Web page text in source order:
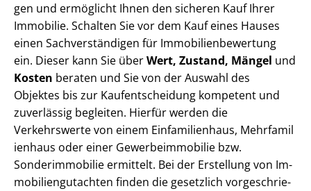
gen und ermöglicht Ihnen den sicheren Kauf Ihrer
Immobilie. Schalten Sie vor dem Kauf eines Hauses
einen Sach­ver­stän­di­gen für Im­mo­bi­li­en­be­wer­tung
ein. Dieser kann Sie überWert, Zustand, Mängel und
Kosten beraten und Sie von der Auswahl des
Objektes bis zur Kauf­ent­schei­dung kompetent und
zuverlässig begleiten. Hierfür werden die
Verkehrswerte von einem Einfamilienhaus, Mehr­fa­mi­l
i­en­haus oder einer Ge­wer­be­im­mo­bi­lie bzw.
Sonderimmobilie ermittelt. Bei der Erstellung von Im­
mo­bi­li­en­gut­ach­ten finden die gesetzlich vor­ge­schrie­